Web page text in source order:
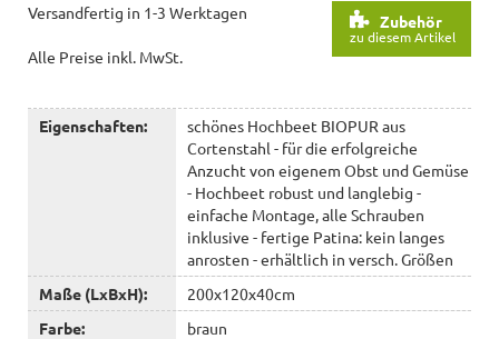
Zubehör
zu diesem Artikel
Versandfertig in 1-3 Werktagen
Alle Preise inkl. MwSt.
Eigenschaften:
schönes Hochbeet BIOPUR aus
Cortenstahl - für die erfolgreiche
Anzucht von eigenem Obst und Gemüse
- Hochbeet robust und langlebig -
einfache Montage, alle Schrauben
inklusive - fertige Patina: kein langes
anrosten - erhältlich in versch. Größen
Maße (LxBxH):
200x120x40cm
Farbe:
braun